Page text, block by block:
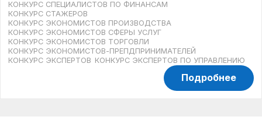
КОНКУРС СПЕЦИАЛИСТОВ ПО ФИНАНСАМ
КОНКУРС СТАЖЕРОВ
КОНКУРС ЭКОНОМИСТОВ ПРОИЗВОДСТВА
КОНКУРС ЭКОНОМИСТОВ СФЕРЫ УСЛУГ
КОНКУРС ЭКОНОМИСТОВ ТОРГОВЛИ
КОНКУРС ЭКОНОМИСТОВ-ПРЕПДПРИНИМАТЕЛЕЙ
КОНКУРС ЭКСПЕРТОВ КОНКУРС ЭКСПЕРТОВ ПО УПРАВЛЕНИЮ
Подробнее